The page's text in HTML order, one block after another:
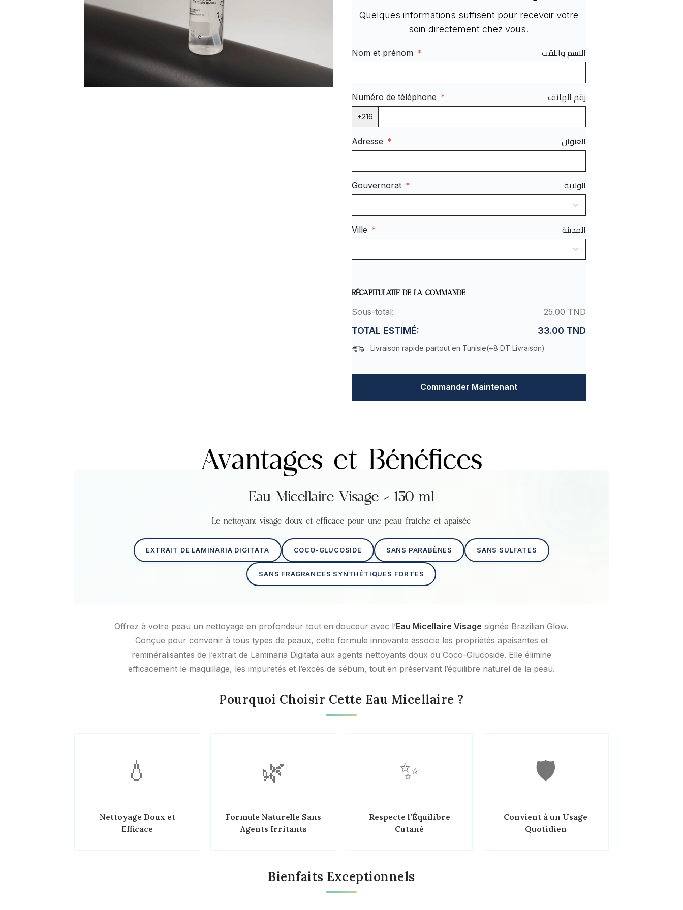
Quelques informations suffisent pour recevoir votre
soin directement chez vous.
Nom et prénom * الاسم واللقب
Numéro de téléphone * رقم الهاتف
+216
Adresse * العنوان
Gouvernorat * الولاية
Ville * المدينة
RÉCAPITULATIF DE LA COMMANDE
Sous-total: 25.00 TND
TOTAL ESTIMÉ: 33.00 TND
Livraison rapide partout en Tunisie(+8 DT Livraison)
Commander Maintenant
Avantages et Bénéfices
Eau Micellaire Visage – 150 ml
Le nettoyant visage doux et efficace pour une peau fraîche et apaisée
EXTRAIT DE LAMINARIA DIGITATA COCO-GLUCOSIDE SANS PARABÈNES SANS SULFATES
SANS FRAGRANCES SYNTHÉTIQUES FORTES
Offrez à votre peau un nettoyage en profondeur tout en douceur avec l’Eau Micellaire Visage signée Brazilian Glow.
Conçue pour convenir à tous types de peaux, cette formule innovante associe les propriétés apaisantes et
reminéralisantes de l’extrait de Laminaria Digitata aux agents nettoyants doux du Coco-Glucoside. Elle élimine
efficacement le maquillage, les impuretés et l’excès de sébum, tout en préservant l’équilibre naturel de la peau.
Pourquoi Choisir Cette Eau Micellaire ?
💧
Nettoyage Doux et
Efficace
🌿
Formule Naturelle Sans
Agents Irritants
✨
Respecte l’Équilibre
Cutané
🛡️
Convient à un Usage
Quotidien
Bienfaits Exceptionnels